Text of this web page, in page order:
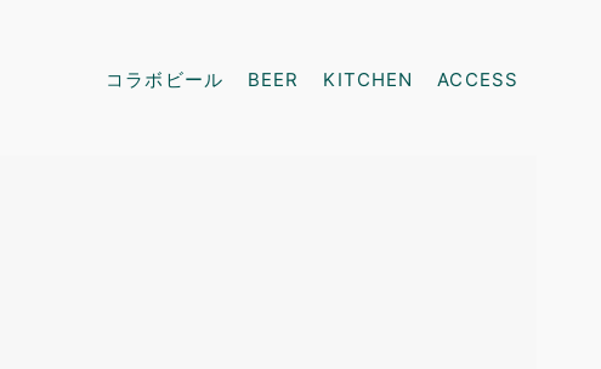
コラボビール BEER KITCHEN ACCESS